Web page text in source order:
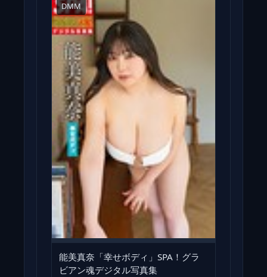
DMM
能美真奈「幸せボディ」SPA！グラ
ビアン魂デジタル写真集